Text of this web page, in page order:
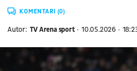
KOMENTARI (0)
Autor: TV Arena sport 10.05.2026